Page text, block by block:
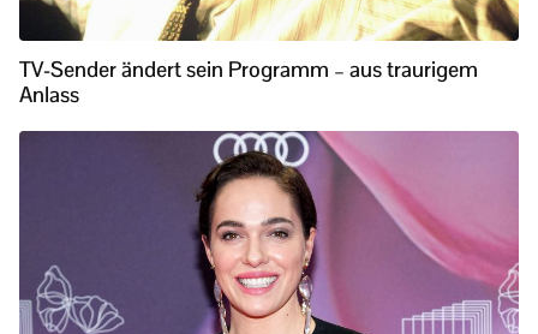
TV-Sender ändert sein Programm – aus traurigem
Anlass